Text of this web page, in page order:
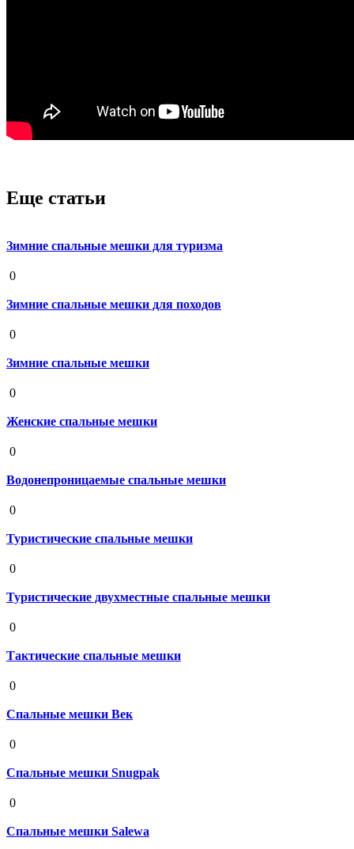
Еще статьи
Зимние спальные мешки для туризма
0
Зимние спальные мешки для походов
0
Зимние спальные мешки
0
Женские спальные мешки
0
Водонепроницаемые спальные мешки
0
Туристические спальные мешки
0
Туристические двухместные спальные мешки
0
Тактические спальные мешки
0
Спальные мешки Век
0
Спальные мешки Snugpak
0
Спальные мешки Salewa